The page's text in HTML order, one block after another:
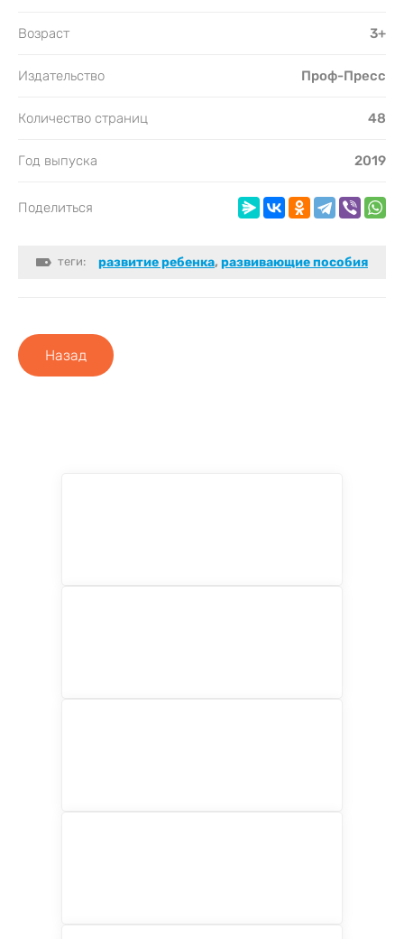
Возраст 3+
Издательство Проф-Пресс
Количество страниц 48
Год выпуска 2019
Поделиться
теги: развитие ребенка, развивающие пособия
Назад